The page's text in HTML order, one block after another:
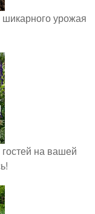
шикарного урожая
на вашей